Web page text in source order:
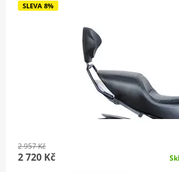
SLEVA 8%
2 957 Kč
2 720 Kč